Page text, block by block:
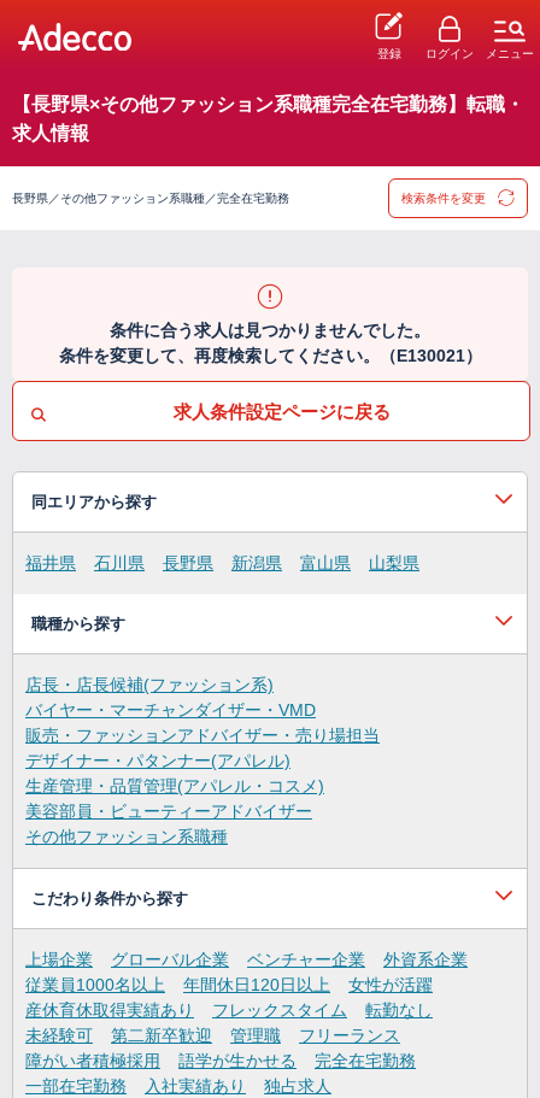
登録 ログイン メニュー
【長野県×その他ファッション系職種完全在宅勤務】転職・
求人情報
長野県／その他ファッション系職種／完全在宅勤務 検索条件を変更
条件に合う求人は見つかりませんでした。
条件を変更して、再度検索してください。（E130021）
求人条件設定ページに戻る
同エリアから探す
福井県 石川県 長野県 新潟県 富山県 山梨県
職種から探す
店長・店長候補(ファッション系)
バイヤー・マーチャンダイザー・VMD
販売・ファッションアドバイザー・売り場担当
デザイナー・パタンナー(アパレル)
生産管理・品質管理(アパレル・コスメ)
美容部員・ビューティーアドバイザー
その他ファッション系職種
こだわり条件から探す
上場企業 グローバル企業 ベンチャー企業
外資系企業
従業員1000名以上
年間休日120日以上
女性が活躍
産休育休取得実績あり
フレックスタイム
転勤なし
未経験可
第二新卒歓迎 管理職
フリーランス
障がい者積極採用
語学が生かせる
完全在宅勤務
一部在宅勤務
入社実績あり 独占求人